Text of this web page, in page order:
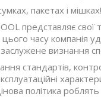
пакетах і
представляє свої
часу компанія
визнання
стандартів,
політика